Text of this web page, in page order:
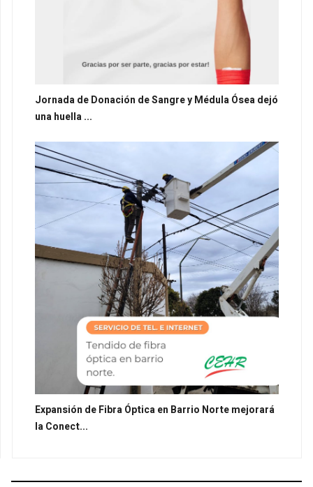
Jornada de Donación de Sangre y Médula Ósea dejó
una huella ...
Expansión de Fibra Óptica en Barrio Norte mejorará
la Conect...